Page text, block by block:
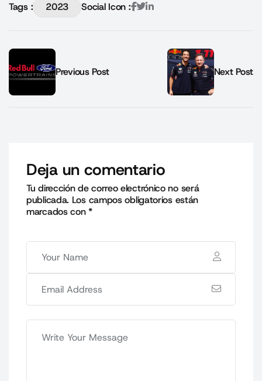
Tags : 2023 Social Icon :
Previous Post Next Post
Deja un comentario
Tu dirección de correo electrónico no será
publicada. Los campos obligatorios están
marcados con*